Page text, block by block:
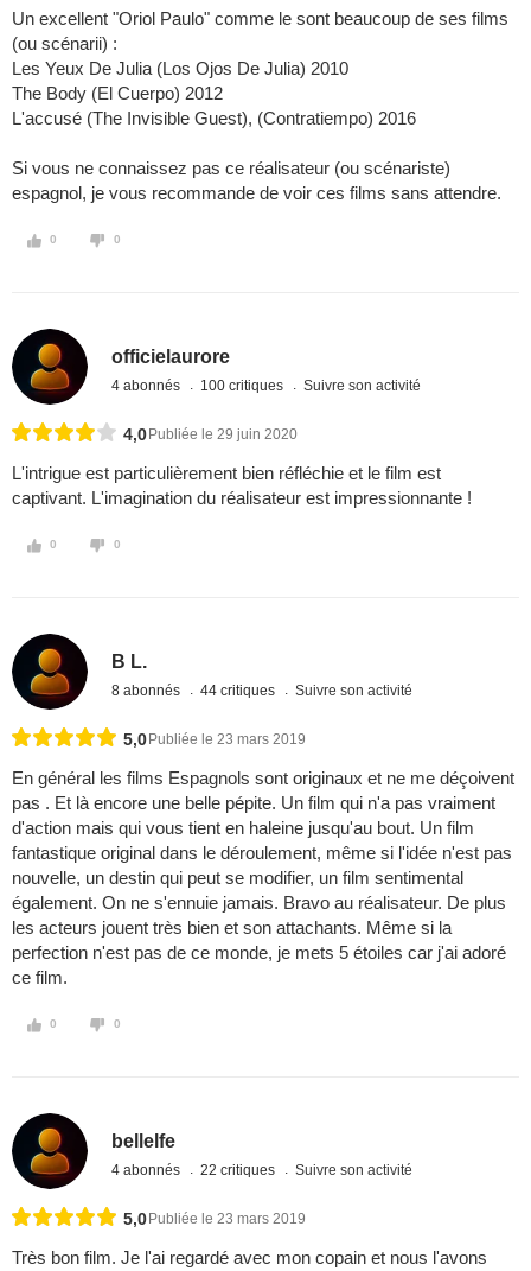
Un excellent "Oriol Paulo" comme le sont beaucoup de ses films
(ou scénarii) :
Les Yeux De Julia (Los Ojos De Julia) 2010
The Body (El Cuerpo) 2012
L'accusé (The Invisible Guest), (Contratiempo) 2016
Si vous ne connaissez pas ce réalisateur (ou scénariste)
espagnol, je vous recommande de voir ces films sans attendre.
0 0
officielaurore
4 abonnés 100 critiques Suivre son activité
4,0 Publiée le 29 juin 2020
L'intrigue est particulièrement bien réfléchie et le film est
captivant. L'imagination du réalisateur est impressionnante !
0 0
B L.
8 abonnés 44 critiques Suivre son activité
5,0 Publiée le 23 mars 2019
En général les films Espagnols sont originaux et ne me déçoivent
pas . Et là encore une belle pépite. Un film qui n'a pas vraiment
d'action mais qui vous tient en haleine jusqu'au bout. Un film
fantastique original dans le déroulement, même si l'idée n'est pas
nouvelle, un destin qui peut se modifier, un film sentimental
également. On ne s'ennuie jamais. Bravo au réalisateur. De plus
les acteurs jouent très bien et son attachants. Même si la
perfection n'est pas de ce monde, je mets 5 étoiles car j'ai adoré
ce film.
0 0
bellelfe
4 abonnés 22 critiques Suivre son activité
5,0 Publiée le 23 mars 2019
Très bon film. Je l'ai regardé avec mon copain et nous l'avons